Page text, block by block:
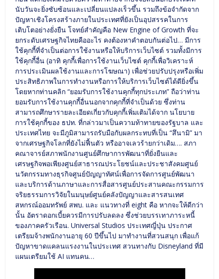
นับวันจะยิ่งซับซ้อนและเปลี่ยนแปลงเร็วขึ้น รวมถึงข้อจำกัดจาก
ปัญหาเชิงโครงสร้างภายในประเทศที่ยังเป็นอุปสรรคในการ
เติบโตอย่างยั่งยืน โจทย์สำคัญคือ New Engine of Growth ที่จะ
ยกระดับเศรษฐกิจไทยคืออะไร คงต้องหาคำตอบกันต่อไป… มีการ
ใช้คุกกี้ที่จำเป็นต่อการใช้งานหรือให้บริการเว็บไซต์ รวมทั้งมีการ
ใช้คุกกี้อื่น (อาทิ คุกกี้เพื่อการใช้งานเว็บไซต์ คุกกี้เพื่อวิเคราะห์
การประเมินผลใช้งานและการโฆษณา) เพื่อช่วยปรับปรุงหรือเพิ่ม
ประสิทธิภาพในการทำงานหรือการให้บริการเว็บไซต์ได้ดียิ่งขึ้น
โดยหากท่านคลิก “ยอมรับการใช้งานคุกกี้ทุกประเภท” ถือว่าท่าน
ยอมรับการใช้งานคุกกี้อื่นนอกจากคุกกี้ที่จำเป็นด้วย ซึ่งท่าน
สามารถศึกษารายละเอียดเกี่ยวกับคุกกี้เพิ่มเติมได้จาก นโยบาย
การใช้คุกกี้ของ ธปท. ที่กล่าวมาเป็นความท้าทายของรัฐบาล และ
ประเทศไทย จะมีภูมิสามารถรับมือกับผลกระทบที่เป็น “สึนามิ” มา
จากเศรษฐกิจโลกที่ยังไม่ฟื้นตัว หรืออาจเลวร้ายกว่าเดิม…. สภา
คณาจารย์สภาพนักงานศูนย์ศึกษาการพัฒนาที่ยั่งยืนและ
เศรษฐกิจพอเพียงศูนย์สาธารณประโยชน์และประชาสังคมศูนย์
นวัตกรรมทางธุรกิจศูนย์ปัญญาทัศน์เพื่อการจัดการศูนย์พัฒนา
และบริการด้านภาษาและการสื่อสารศูนย์ประสานคณะกรรมการ
จริยธรรมการวิจัยในมนุษย์ศูนย์คลังปัญญาและสารสนเทศ
สหกรณ์ออมทรัพย์ สพบ. และ แนวทางที่ eight คือ หากจะให้ดีกว่า
นั้น อัตราดอกเบี้ยควรมีการปรับลดลง ซึ่งช่วยบรรเทาภาระหนี้
ของภาคครัวเรือน. Universal Studios ประเทศญี่ปุ่น ประกาศ
เตรียมจ้างพนักงานอายุ 60 ปีขึ้นไป มาทำงานที่สวนสนุก เพื่อแก้
ปัญหาขาดแคลนแรงงานในประเทศ สวนทางกับ Disneyland ที่มี
แผนเตรียมใช้ AI แทนคน…